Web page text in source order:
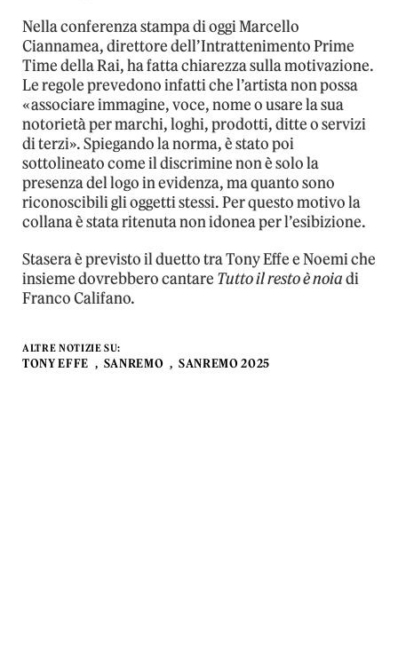
Nella conferenza stampa di oggi Marcello
Ciannamea, direttore dell’Intrattenimento Prime
Time della Rai, ha fatta chiarezza sulla motivazione.
Le regole prevedono infatti che l’artista non possa
«associare immagine, voce, nome o usare la sua
notorietà per marchi, loghi, prodotti, ditte o servizi
di terzi». Spiegando la norma, è stato poi
sottolineato come il discrimine non è solo la
presenza del logo in evidenza, ma quanto sono
riconoscibili gli oggetti stessi. Per questo motivo la
collana è stata ritenuta non idonea per l’esibizione.
Stasera è previsto il duetto tra Tony Effe e Noemi che
insieme dovrebbero cantare Tutto il resto è noiadi
Franco Califano.
ALTRE NOTIZIE SU:
TONY EFFE SANREMO SANREMO 2025